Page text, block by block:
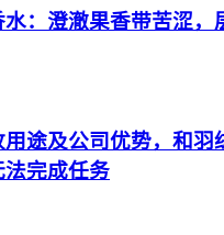
水：澄澈果香带苦涩，
途及公司优势，和羽
完成任务